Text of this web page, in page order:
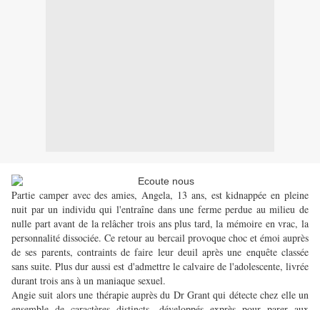
Partie camper avec des amies, Angela, 13 ans, est kidnappée en pleine
nuit par un individu qui l'entraîne dans une ferme perdue au milieu de
nulle part avant de la relâcher trois ans plus tard, la mémoire en vrac, la
personnalité dissociée. Ce retour au bercail provoque choc et émoi auprès
de ses parents, contraints de faire leur deuil après une enquête classée
sans suite. Plus dur aussi est d'admettre le calvaire de l'adolescente, livrée
durant trois ans à un maniaque sexuel.
Angie suit alors une thérapie auprès du Dr Grant qui détecte chez elle un